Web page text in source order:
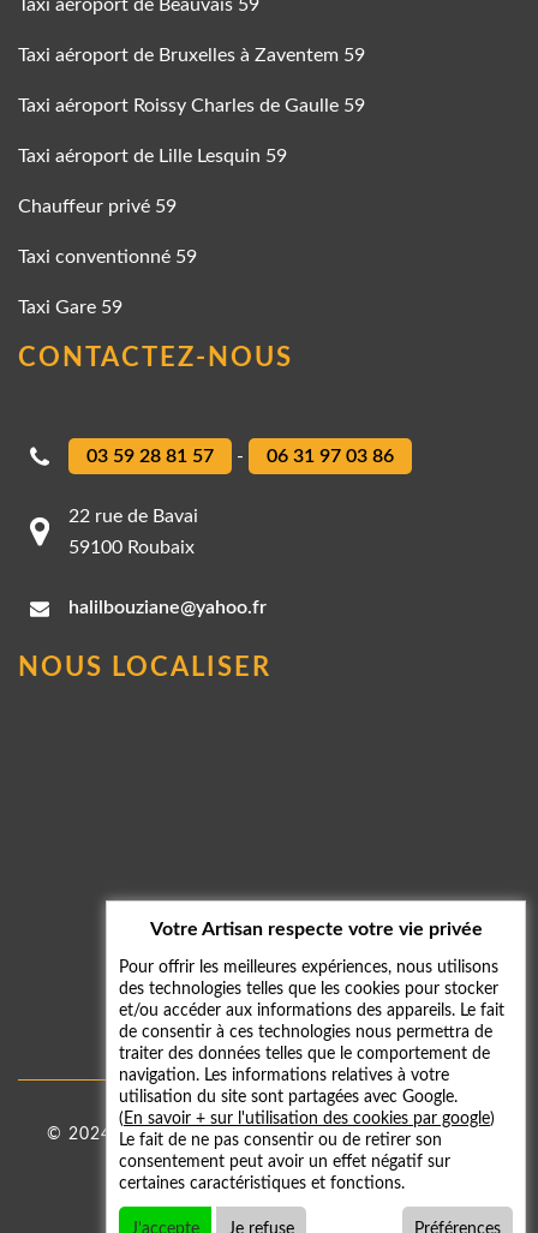
Taxi aéroport de Beauvais 59
Taxi aéroport de Bruxelles à Zaventem 59
Taxi aéroport Roissy Charles de Gaulle 59
Taxi aéroport de Lille Lesquin 59
Chauffeur privé 59
Taxi conventionné 59
Taxi Gare 59
CONTACTEZ-NOUS
03 59 28 81 57 - 06 31 97 03 86
22 rue de Bavai
59100 Roubaix
halilbouziane@yahoo.fr
NOUS LOCALISER
© 2024 - 2026Taxi 59 |Mentions légales-Galerie
photos
Votre Artisan respecte votre vie privée
Pour offrir les meilleures expériences, nous utilisons
des technologies telles que les cookies pour stocker
et/ou accéder aux informations des appareils. Le fait
de consentir à ces technologies nous permettra de
traiter des données telles que le comportement de
navigation. Les informations relatives à votre
utilisation du site sont partagées avec Google.
( En savoir + sur l'utilisation des cookies par google)
Le fait de ne pas consentir ou de retirer son
consentement peut avoir un effet négatif sur
certaines caractéristiques et fonctions.
J'accepte Je refuse Préférences